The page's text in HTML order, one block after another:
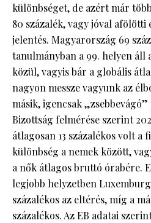
különbséget, de azért már
80 százalék, vagy jóval
jelentés. Magyarország 69
tanulmányban a 99. helyen áll
közül, vagyis bár a globális
nagyon messze vagyunk az
másik, igencsak
Bizottság felmérése szerint
átlagosan 13 százalékos volt a
különbség a nemek között,
a nők átlagos bruttó órabére.
legjobb helyzetben
százalékos az eltérés, míg a
százalékos. Az EB adatai